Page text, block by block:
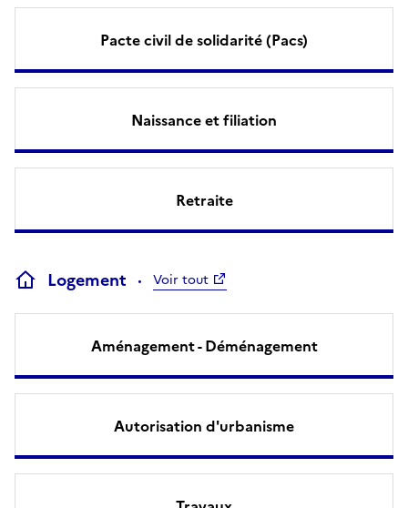
Pacte civil de solidarité (Pacs)
Naissance et filiation
Retraite
Logement Voir tout
Aménagement - Déménagement
Autorisation d'urbanisme